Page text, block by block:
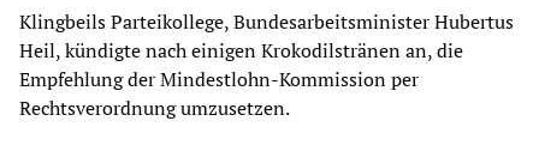
Klingbeils Parteikollege, Bundesarbeitsminister Hubertus
Heil, kündigte nach einigen Krokodilstränen an, die
Empfehlung der Mindestlohn-Kommission per
Rechtsverordnung umzusetzen.